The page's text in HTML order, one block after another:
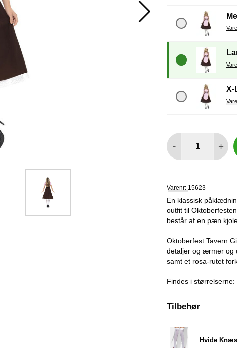
X-
- +
Varenr: 15623
En klassisk
outfit til
består af en pæn
Oktoberfest Tavern
detaljer og ærmer og
samt et rosa-rutet
Findes i størrelserne:
Tilbehør
Hvide
Varenr 9702